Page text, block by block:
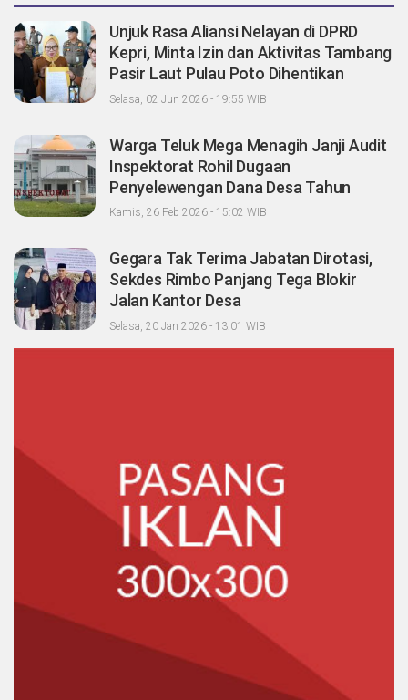
Unjuk Rasa Aliansi Nelayan di DPRD
Kepri, Minta Izin dan Aktivitas Tambang
Pasir Laut Pulau Poto Dihentikan
Selasa, 02 Jun 2026 - 19:55 WIB
Warga Teluk Mega Menagih Janji Audit
Inspektorat Rohil Dugaan
Penyelewengan Dana Desa Tahun
2023-2024
Kamis, 26 Feb 2026 - 15:02 WIB
Gegara Tak Terima Jabatan Dirotasi,
Sekdes Rimbo Panjang Tega Blokir
Jalan Kantor Desa
Selasa, 20 Jan 2026 - 13:01 WIB